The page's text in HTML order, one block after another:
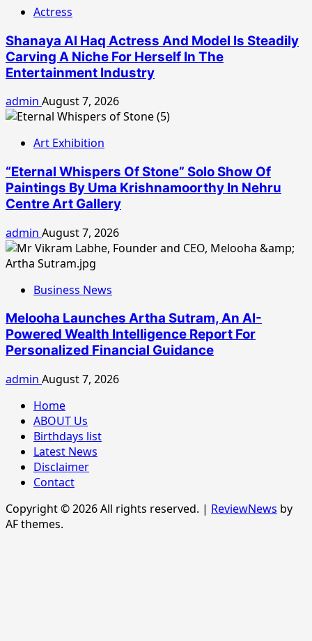
Actress
Shanaya Al Haq Actress And Model Is Steadily
Carving A Niche For Herself In The
Entertainment Industry
admin August 7, 2026
Art Exhibition
“Eternal Whispers Of Stone” Solo Show Of
Paintings By Uma Krishnamoorthy In Nehru
Centre Art Gallery
admin August 7, 2026
Business News
Melooha Launches Artha Sutram, An AI-
Powered Wealth Intelligence Report For
Personalized Financial Guidance
admin August 7, 2026
Home
ABOUT Us
Birthdays list
Latest News
Disclaimer
Contact
Copyright © 2026 All rights reserved. | ReviewNews by
AF themes.